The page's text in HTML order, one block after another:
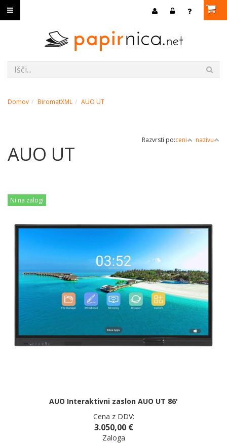
Domov BiromatXML AUO UT
Razvrsti po:ceni nazivu
AUO UT
Ni na zalogi
AUO Interaktivni zaslon AUO UT 86'
Cena z DDV:
3.050,00 €
Zaloga